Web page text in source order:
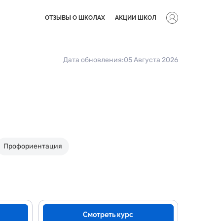
ОТЗЫВЫ О ШКОЛАХ АКЦИИ ШКОЛ
Дата обновления:05 Августа 2026
Профориентация
Смотреть курс